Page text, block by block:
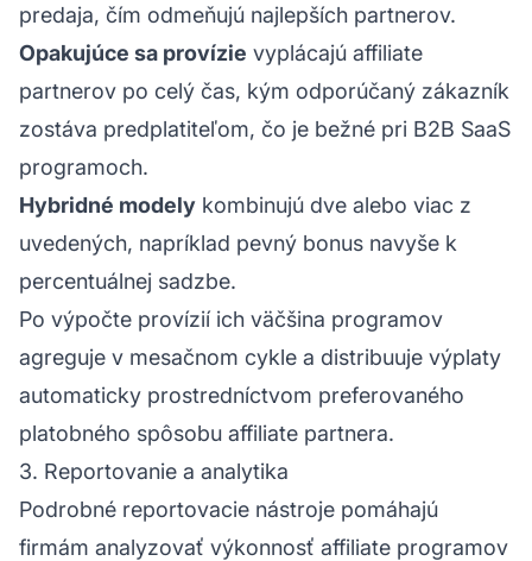
predaja, čím odmeňujú najlepších partnerov.
Opakujúce sa provízie vyplácajú affiliate
partnerov po celý čas, kým odporúčaný zákazník
zostáva predplatiteľom, čo je bežné pri B2B SaaS
programoch.
Hybridné modely kombinujú dve alebo viac z
uvedených, napríklad pevný bonus navyše k
percentuálnej sadzbe.
Po výpočte provízií ich väčšina programov
agreguje v mesačnom cykle a distribuuje výplaty
automaticky prostredníctvom preferovaného
platobného spôsobu affiliate partnera.
3. Reportovanie a analytika
Podrobné reportovacie nástroje pomáhajú
firmám analyzovať výkonnosť affiliate programov